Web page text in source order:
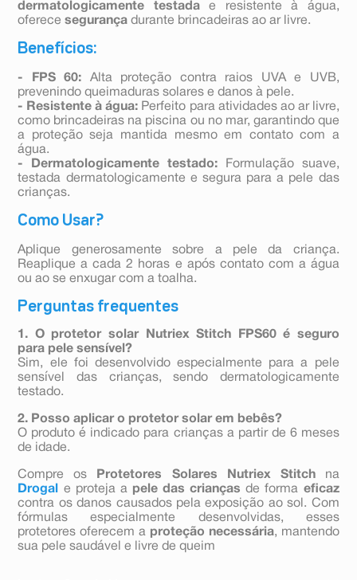
dermatologicamente testadae resistente à água,
oferecesegurança durante brincadeiras ao ar livre.
Benefícios:
- FPS 60: Alta proteção contra raios UVA e UVB,
prevenindo queimaduras solares e danos à pele.
- Resistente à água: Perfeito para atividades ao ar livre,
como brincadeiras na piscina ou no mar, garantindo que
a proteção seja mantida mesmo em contato com a
água.
- Dermatologicamente testado: Formulação suave,
testada dermatologicamente e segura para a pele das
crianças.
Como Usar?
Aplique generosamente sobre a pele da criança.
Reaplique a cada 2 horas e após contato com a água
ou ao se enxugar com a toalha.
Perguntas frequentes
1. O protetor solar Nutriex Stitch FPS60 é seguro
para pele sensível?
Sim, ele foi desenvolvido especialmente para a pele
sensível das crianças, sendo dermatologicamente
testado.
2. Posso aplicar o protetor solar em bebês?
O produto é indicado para crianças a partir de 6 meses
de idade.
Compre os Protetores Solares Nutriex Stitchna
Drogal
e proteja a pele das crianças de forma eficaz
contra os danos causados pela exposição ao sol. Com
fórmulas especialmente desenvolvidas, esses
protetores oferecem a proteção necessária, mantendo
sua pele saudável e livre de queim